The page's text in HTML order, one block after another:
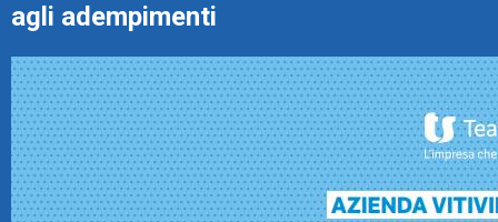
agli adempimenti